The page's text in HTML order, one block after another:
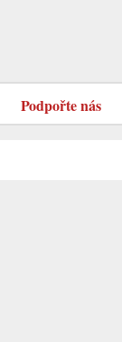
Podpořte nás